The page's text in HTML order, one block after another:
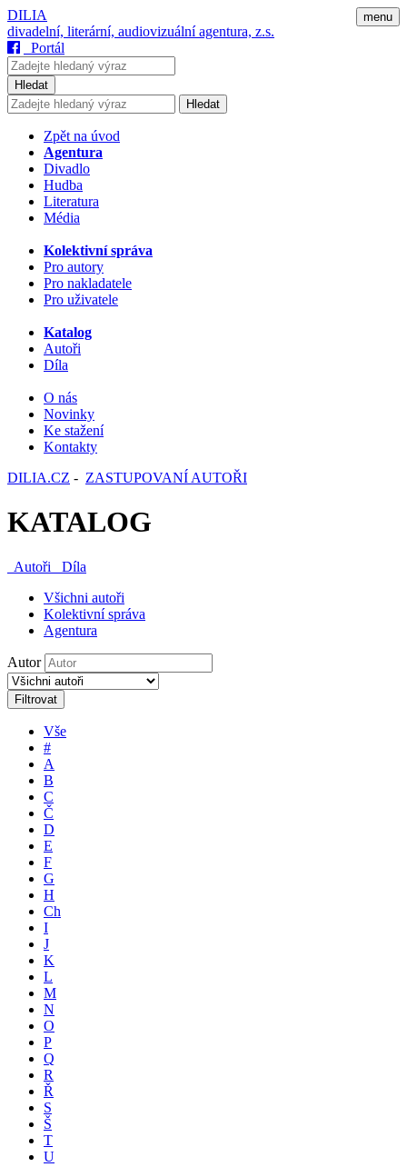
menu
DILIA
divadelní, literární, audiovizuální agentura, z.s.
Portál
Hledat
Hledat
Zpět na úvod
Agentura
Divadlo
Hudba
Literatura
Média
Kolektivní správa
Pro autory
Pro nakladatele
Pro uživatele
Katalog
Autoři
Díla
O nás
Novinky
Ke stažení
Kontakty
DILIA.CZ - ZASTUPOVANÍ AUTOŘI
KATALOG
Autoři
Díla
Všichni autoři
Kolektivní správa
Agentura
Autor
Filtrovat
Vše
#
A
B
C
Č
D
E
F
G
H
Ch
I
J
K
L
M
N
O
P
Q
R
Ř
S
Š
T
U